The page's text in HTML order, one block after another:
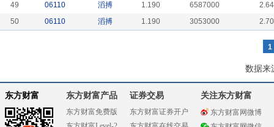
49
06110 滔搏 1.190 6587000
50
06110 滔搏 1.190 3053000
1
数据来
东方财富 东方财富产品
东方财富免费版
证券交易
东方财富证券开户
关注东方财富
东方财富网微博